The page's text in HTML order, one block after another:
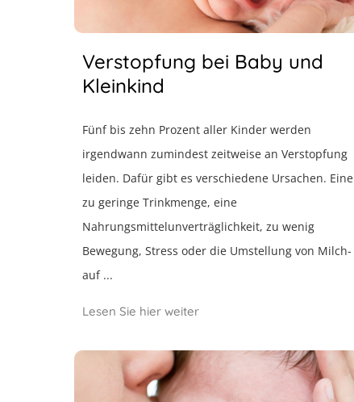
Verstopfung bei Baby und
Kleinkind
Fünf bis zehn Prozent aller Kinder werden
irgendwann zumindest zeitweise an Verstopfung
leiden. Dafür gibt es verschiedene Ursachen. Eine
zu geringe Trinkmenge, eine
Nahrungsmittelunverträglichkeit, zu wenig
Bewegung, Stress oder die Umstellung von Milch-
auf ...
Lesen Sie hier weiter